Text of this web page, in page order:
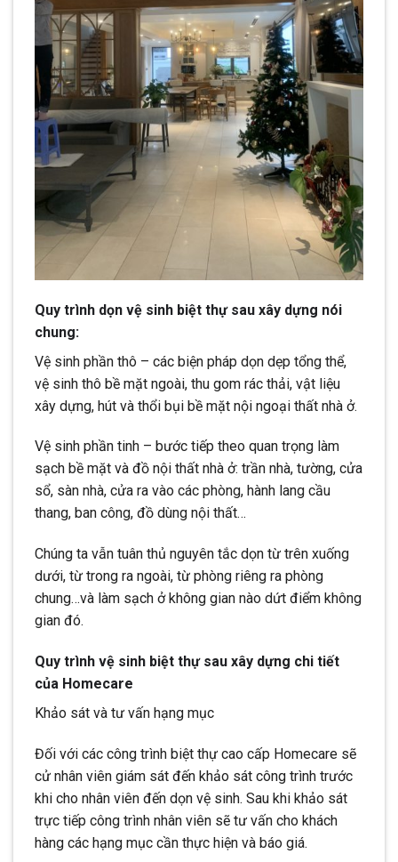
Quy trình dọn vệ sinh biệt thự sau xây dựng nói
chung:
Vệ sinh phần thô – các biện pháp dọn dẹp tổng thể,
vệ sinh thô bề mặt ngoài, thu gom rác thải, vật liệu
xây dựng, hút và thổi bụi bề mặt nội ngoại thất nhà ở.
Vệ sinh phần tinh – bước tiếp theo quan trọng làm
sạch bề mặt và đồ nội thất nhà ở: trần nhà, tường, cửa
sổ, sàn nhà, cửa ra vào các phòng, hành lang cầu
thang, ban công, đồ dùng nội thất…
Chúng ta vẫn tuân thủ nguyên tắc dọn từ trên xuống
dưới, từ trong ra ngoài, từ phòng riêng ra phòng
chung…và làm sạch ở không gian nào dứt điểm không
gian đó.
Quy trình vệ sinh biệt thự sau xây dựng chi tiết
của Homecare
Khảo sát và tư vấn hạng mục
Đối với các công trình biệt thự cao cấp Homecare sẽ
cử nhân viên giám sát đến khảo sát công trình trước
khi cho nhân viên đến dọn vệ sinh. Sau khi khảo sát
trực tiếp công trình nhân viên sẽ tư vấn cho khách
hàng các hạng mục cần thực hiện và báo giá.